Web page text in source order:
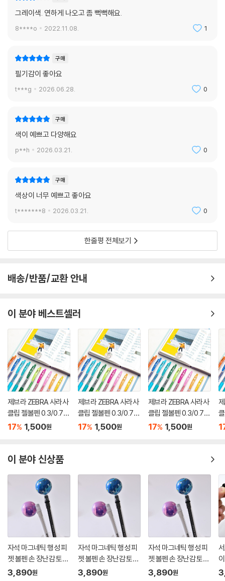
그레이색. 연하게 나오고 좀 뻑뻑해요.
8****o 2022.11.08. 1
구매
필기감이 좋아요
t***g 2026.06.28. 0
구매
색이 예쁘고 다양해요
p**h 2026.03.21. 0
구매
색상이 너무 예쁘고 좋아요
t*******8 2026.03.21. 0
한줄평 전체보기
배송/반품/교환 안내
이 분야 베스트셀러
제브라 ZEBRA 사라사
클립 젤볼펜 0.3/0.7m
m
17% 1,500원
제브라 ZEBRA 사라사
클립 젤볼펜 0.3/0.7m
m
17% 1,500원
제브라 ZEBRA 사라사
클립 젤볼펜 0.3/0.7m
m
17% 1,500원
m
이 분야 신상품
자석 마그네틱 행성 피
젯 볼펜 손 장난감 토이
피젯펜 스트레스해소
3,890원
자석 마그네틱 행성 피
젯 볼펜 손 장난감 토이
피젯펜 스트레스해소
3,890원
자석 마그네틱 행성 피
젯 볼펜 손 장난감 토이
피젯펜 스트레스해소
3,890원